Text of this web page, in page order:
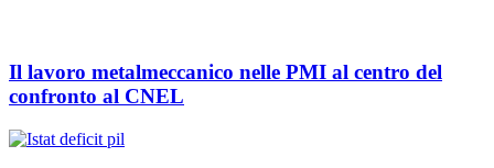
Il lavoro metalmeccanico nelle PMI al centro del
confronto al CNEL